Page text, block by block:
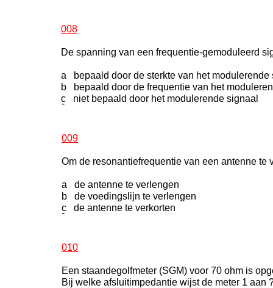
008
De spanning van een frequentie-gemoduleerd
a bepaald door de sterkte van het modulerende
b bepaald door de frequentie van het
c niet bepaald door het modulerende signaal
-
009
Om de resonantiefrequentie van een antenne te
a de antenne te verlengen
b de voedingslijn te verlengen
c de antenne te verkorten
-
010
Een staandegolfmeter (SGM) voor 70 ohm is
Bij welke afsluitimpedantie wijst de meter 1 aan